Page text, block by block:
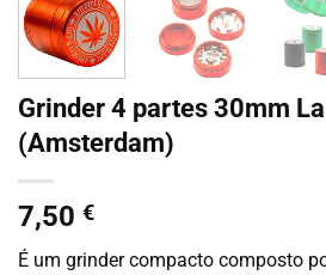
Grinder 4 partes 30mm
(Amsterdam)
7,50 €
É um grinder compacto composto